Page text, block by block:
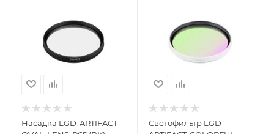
Насадка LGD-ARTIFACT-
Светофильтр LGD-